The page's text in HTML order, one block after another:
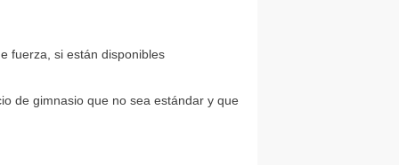
fuerza, si están disponibles
de gimnasio que no sea estándar y que